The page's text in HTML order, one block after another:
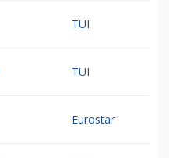
TUI
TUI
Eurostar